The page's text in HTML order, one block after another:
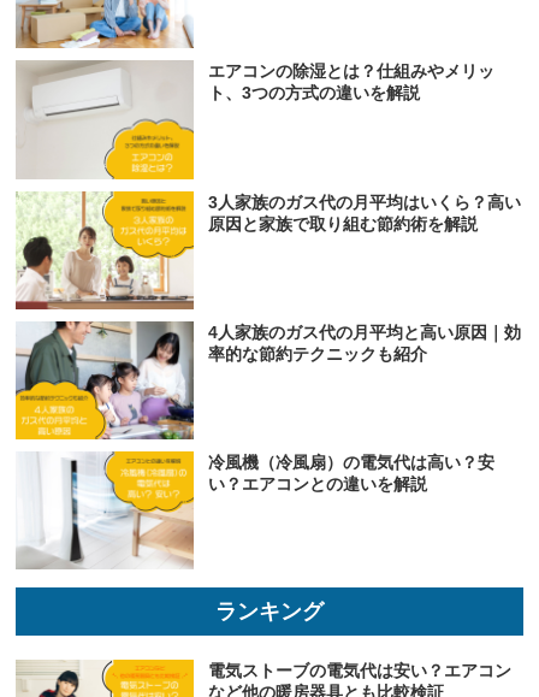
エアコンの除湿とは？仕組みやメリッ
ト、3つの方式の違いを解説
3人家族のガス代の月平均はいくら？高い
原因と家族で取り組む節約術を解説
4人家族のガス代の月平均と高い原因｜効
率的な節約テクニックも紹介
冷風機（冷風扇）の電気代は高い？安
い？エアコンとの違いを解説
ランキング
電気ストーブの電気代は安い？エアコン
など他の暖房器具とも比較検証